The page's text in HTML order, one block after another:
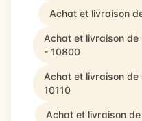
Achat et livraison
Achat et livraison de
- 10800
Achat et livraison de
10110
Achat et livraison